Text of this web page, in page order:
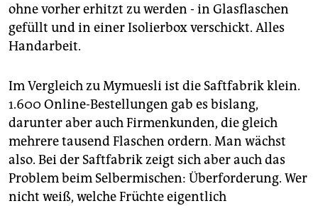
ohne vorher erhitzt zu werden - in Glasflaschen
gefüllt und in einer Isolierbox verschickt. Alles
Handarbeit.
Im Vergleich zu Mymuesli ist die Saftfabrik klein.
1.600 Online-Bestellungen gab es bislang,
darunter aber auch Firmenkunden, die gleich
mehrere tausend Flaschen ordern. Man wächst
also. Bei der Saftfabrik zeigt sich aber auch das
Problem beim Selbermischen: Überforderung. Wer
nicht weiß, welche Früchte eigentlich